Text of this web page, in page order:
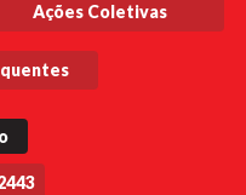
Ações Coletivas